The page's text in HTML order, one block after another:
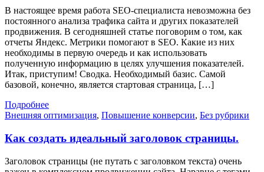
В настоящее время работа SEO-специалиста невозможна без
постоянного анализа трафика сайта и других показателей
продвижения. В сегодняшней статье поговорим о том, как
отчеты Яндекс. Метрики помогают в SEO. Какие из них
необходимы в первую очередь и как использовать
полученную информацию в целях улучшения показателей.
Итак, приступим! Сводка. Необходимый базис. Самой
базовой, конечно, является стартовая страница, […]
Подробнее
Внешняя оптимизация, Повышение конверсии, Без рубрики
Как создать идеальный заголовок страницы.
Заголовок страницы (не путать с заголовком текста) очень